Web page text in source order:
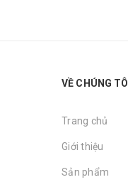
VỀ CHÚNG TÔI
Trang chủ
Giới thiệu
Sản phẩm